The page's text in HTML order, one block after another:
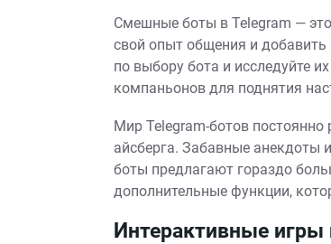
Смешные боты в Telegram —
свой опыт общения и добавить
по выбору бота и исследуйте
компаньонов для поднятия
Мир Telegram-ботов
айсберга. Забавные анекдоты
боты предлагают гораздо
дополнительные функции,
Интерактивные игры